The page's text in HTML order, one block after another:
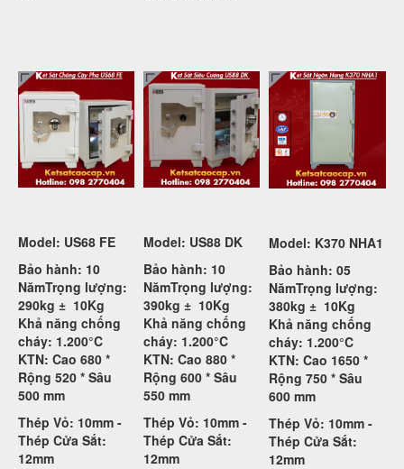
Model: US68 FE
Bảo hành: 10
NămTrọng lượng:
290kg ± 10Kg
Khả năng chống
cháy: 1.200°C
KTN: Cao 680 *
Rộng 520 * Sâu
500 mm
Thép Vỏ: 10mm -
Thép Cửa Sắt:
12mm
Model: US88 DK
Bảo hành: 10
NămTrọng lượng:
390kg ± 10Kg
Khả năng chống
cháy: 1.200°C
KTN: Cao 880 *
Rộng 600 * Sâu
550 mm
Thép Vỏ: 10mm -
Thép Cửa Sắt:
12mm
Model: K370 NHA1
Bảo hành: 05
NămTrọng lượng:
380kg ± 10Kg
Khả năng chống
cháy: 1.200°C
KTN: Cao 1650 *
Rộng 750 * Sâu
600 mm
Thép Vỏ: 10mm -
Thép Cửa Sắt:
12mm